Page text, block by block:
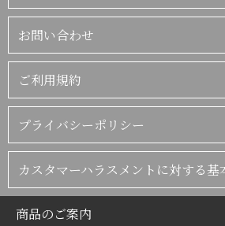
お問い合わせ
ご利用規約
プライバシーポリシー
カスタマーハラスメントに対する基
商品のご案内